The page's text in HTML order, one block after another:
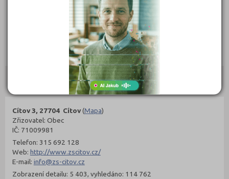
299 Kč
Objednat
Cítov 3, 27704 Cítov(Mapa)
Zřizovatel: Obec
IČ: 71009981
Telefon: 315 692 128
Web: http://www.zscitov.cz/
E-mail: info@zs-citov.cz
Zobrazení detailu: 5 403, vyhledáno: 114 762